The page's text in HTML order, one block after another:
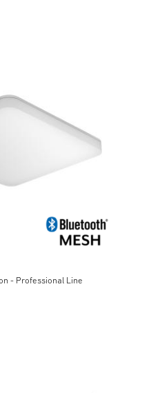
- Professional Line